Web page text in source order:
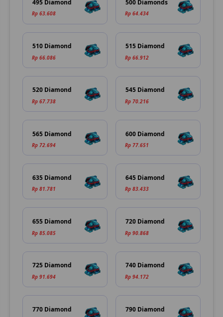
495 Diamond
Rp 63.608
500 Diamonds
Rp 64.434
510 Diamond
Rp 66.086
515 Diamond
Rp 66.912
520 Diamond
Rp 67.738
545 Diamond
Rp 70.216
565 Diamond
Rp 72.694
600 Diamond
Rp 77.651
635 Diamond
Rp 81.781
645 Diamond
Rp 83.433
655 Diamond
Rp 85.085
720 Diamond
Rp 90.868
725 Diamond
Rp 91.694
740 Diamond
Rp 94.172
770 Diamond 790 Diamond